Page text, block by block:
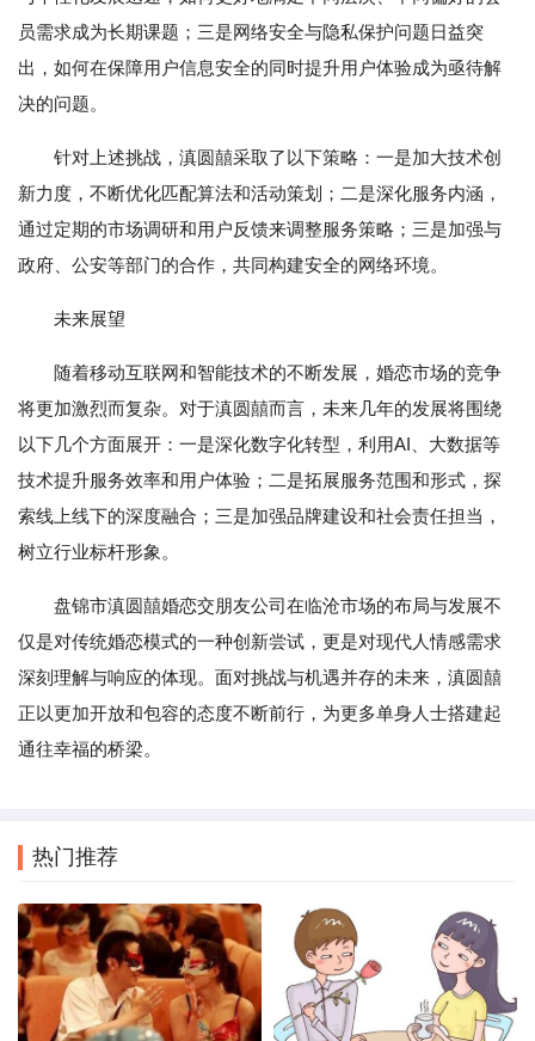
员需求成为长期课题；三是网络安全与隐私保护问题日益突
出，如何在保障用户信息安全的同时提升用户体验成为亟待解
决的问题。
针对上述挑战，滇圆囍采取了以下策略：一是加大技术创
新力度，不断优化匹配算法和活动策划；二是深化服务内涵，
通过定期的市场调研和用户反馈来调整服务策略；三是加强与
政府、公安等部门的合作，共同构建安全的网络环境。
未来展望
随着移动互联网和智能技术的不断发展，婚恋市场的竞争
将更加激烈而复杂。对于滇圆囍而言，未来几年的发展将围绕
以下几个方面展开：一是深化数字化转型，利用AI、大数据等
技术提升服务效率和用户体验；二是拓展服务范围和形式，探
索线上线下的深度融合；三是加强品牌建设和社会责任担当，
树立行业标杆形象。
盘锦市滇圆囍婚恋交朋友公司在临沧市场的布局与发展不
仅是对传统婚恋模式的一种创新尝试，更是对现代人情感需求
深刻理解与响应的体现。面对挑战与机遇并存的未来，滇圆囍
正以更加开放和包容的态度不断前行，为更多单身人士搭建起
通往幸福的桥梁。
热门推荐